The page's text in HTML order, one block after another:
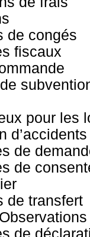
de congés
fiscaux
pour les
d’accidents
de
de
de transfert